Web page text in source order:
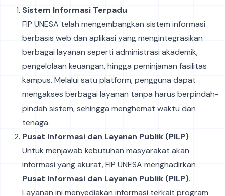
Sistem Informasi Terpadu
FIP UNESA telah mengembangkan sistem informasi
berbasis web dan aplikasi yang mengintegrasikan
berbagai layanan seperti administrasi akademik,
pengelolaan keuangan, hingga peminjaman fasilitas
kampus. Melalui satu platform, pengguna dapat
mengakses berbagai layanan tanpa harus berpindah-
pindah sistem, sehingga menghemat waktu dan
tenaga.
Pusat Informasi dan Layanan Publik (PILP)
Untuk menjawab kebutuhan masyarakat akan
informasi yang akurat, FIP UNESA menghadirkan
Pusat Informasi dan Layanan Publik (PILP).
Layanan ini menyediakan informasi terkait program